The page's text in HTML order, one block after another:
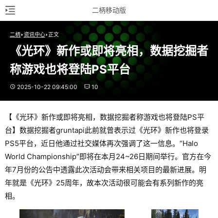
二柄移动版
二柄 资讯中心 正文
《光环》新作或即将亮相，数据挖掘者
称游戏也将登陆PS平台
2025-10-22 09:45:00 10
【《光环》新作或即将亮相，数据挖掘者称游戏也将登陆PS平
台】数据挖掘者gruntapi此前就曾表示过《光环》新作也将登录
PS5平台，近日他通过社交媒体再次强调了这一信息。“Halo
World Championship”即将在本月24~26日期间举行。官方在今
年7月份的公告中透露此次活动会带来相关项目的最新进展。明
年就是《光环》25周年，故本次活动很可能会有系列新作的亮
相。